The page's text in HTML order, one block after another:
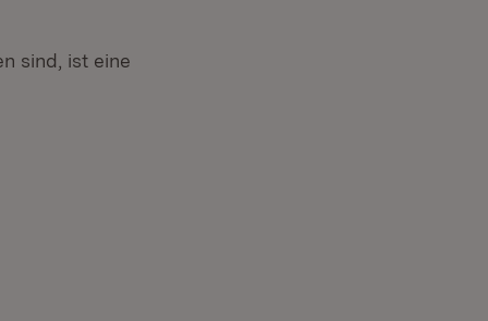
sind, ist eine